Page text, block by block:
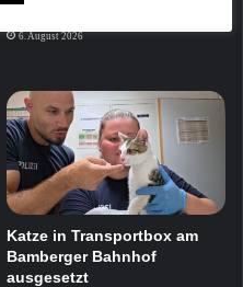
im Schweinfurter Stadtgebiet
6. August 2026
Katze in Transportbox am
Bamberger Bahnhof
ausgesetzt